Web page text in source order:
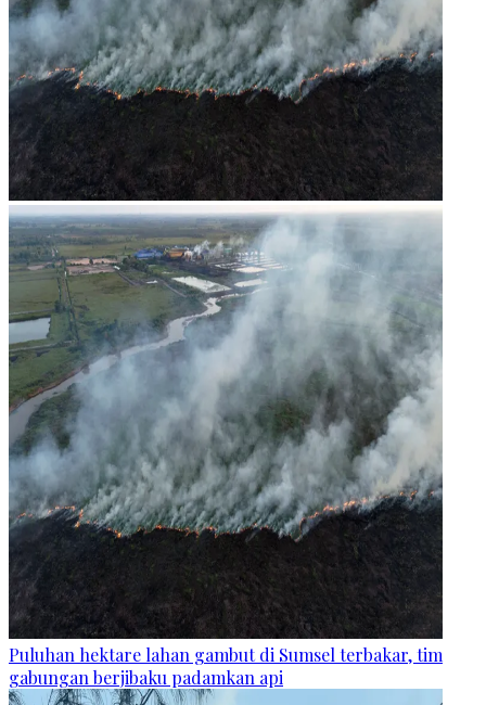
Puluhan hektare lahan gambut di Sumsel terbakar, tim
gabungan berjibaku padamkan api